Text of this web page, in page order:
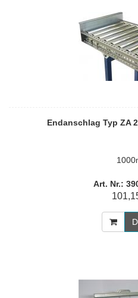
Endanschlag Typ ZA
Art. Nr.: